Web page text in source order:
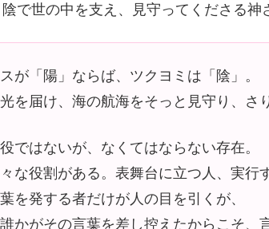
で世の中を支え、見守ってくださる神
が「陽」ならば、ツクヨミは「陰」。
を届け、海の航海をそっと見守り、さ
ではないが、なくてはならない存在。
な役割がある。表舞台に立つ人、実行
を発する者だけが人の目を引くが、
かがその言葉を差し控えたからこそ、